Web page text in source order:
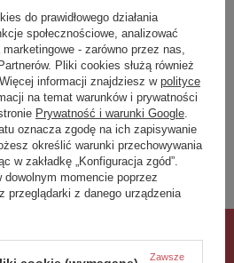
Essentials E14 LED Golf
Warm White
do prawidłowego działania
społecznościowe, analizować
- zarówno przez nas,
Pliki cookies służą również
informacji znajdziesz w polityce
na temat warunków i prywatności
Prywatność i warunki Google
oznacza zgodę na ich zapisywanie
określić warunki przechowywania
w zakładkę „Konfiguracja zgód”.
momencie poprzez
przeglądarki z danego urządzenia
Zawsze